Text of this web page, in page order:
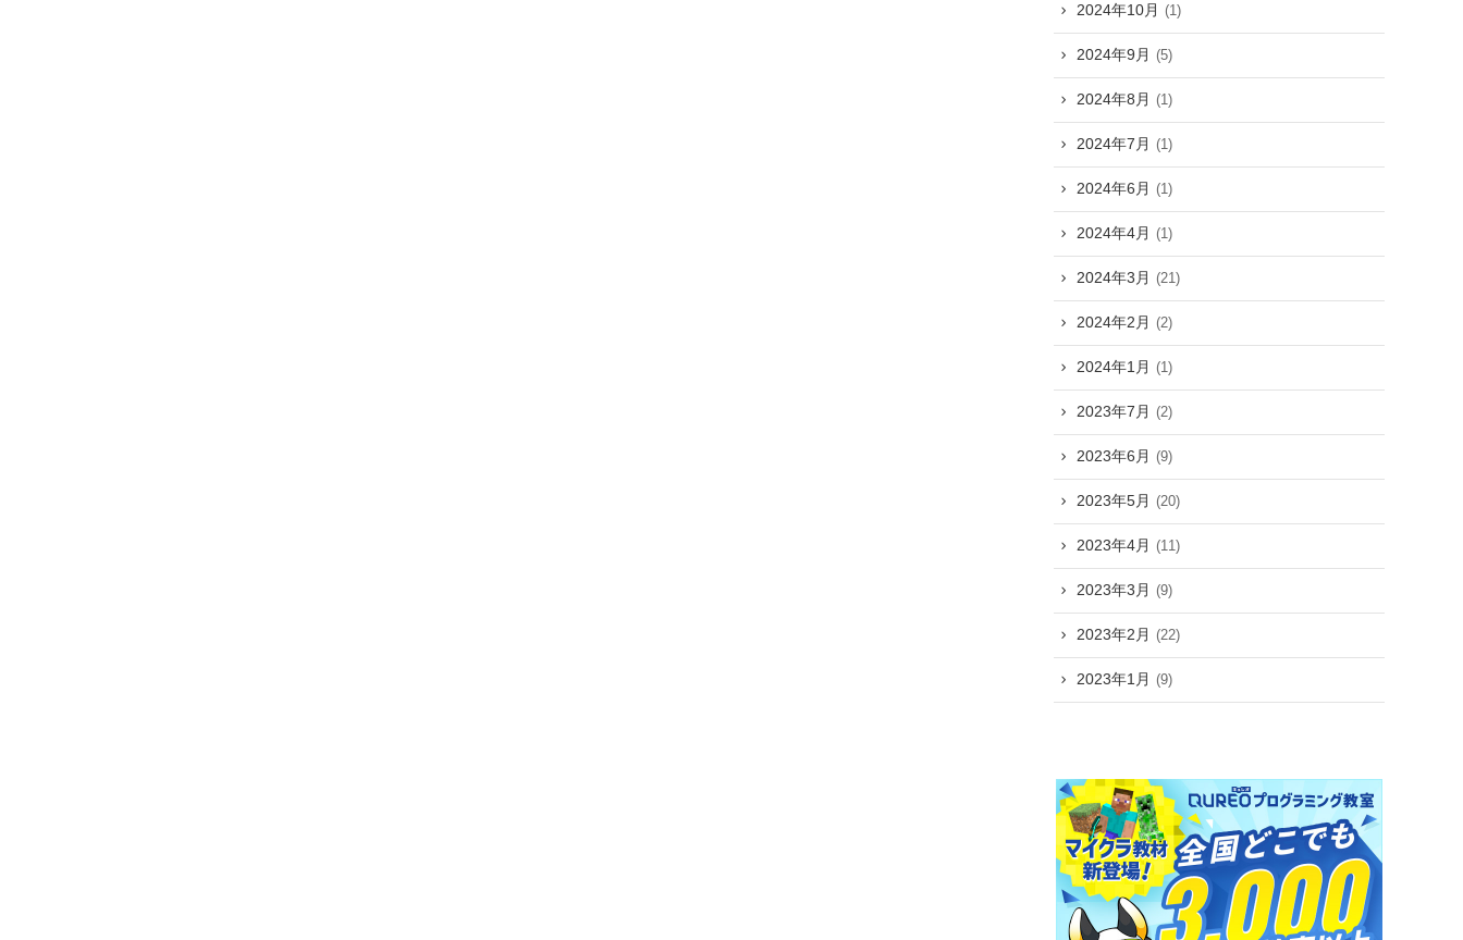
2024年10月 (1)
2024年9月 (5)
2024年8月 (1)
2024年7月 (1)
2024年6月 (1)
2024年4月 (1)
2024年3月 (21)
2024年2月 (2)
2024年1月 (1)
2023年7月 (2)
2023年6月 (9)
2023年5月 (20)
2023年4月 (11)
2023年3月 (9)
2023年2月 (22)
2023年1月 (9)